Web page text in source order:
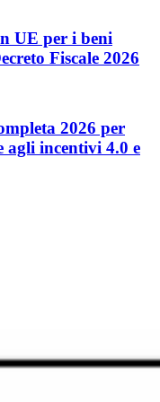
UE per i beni
Fiscale 2026
2026 per
agli incentivi 4.0 e